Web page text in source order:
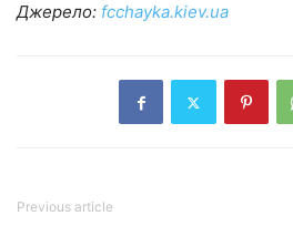
Джерело: fcchayka.kiev.ua
Previous article